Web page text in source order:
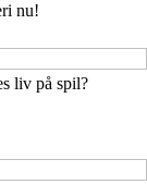
nu!
liv på spil?